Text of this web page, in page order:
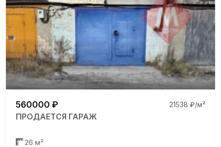
560000 ₽ 21538 ₽/м²
ПРОДАЕТСЯ ГАРАЖ
26 м²